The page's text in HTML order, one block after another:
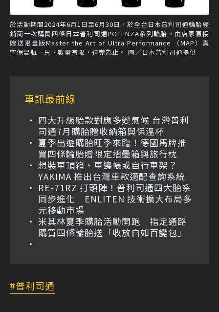
於活動期間2024年6月1日至6月30日，於全台日本普利司通輪胎經
銷商一次購買四條日本普利司通POTENZA系列輪胎，由店家直接
贈送限量版Master the Art of Ultra Performance （MAP）真
空保溫瓶一只，數量有限，送完為止。 圖／日本普利司通提供
車訊最前線
四大升級胎款對應多變氣候 台灣普利
司通7月購胎贈收納箱與保溫杯
夏季出遊購胎旺季來臨！德國馬牌推
買四條輪胎贈限定摺疊箱與旅行枕
想裝車頂箱、車邊帳或自行車架？
YAKIMA 推出台灣車款適配查詢系統
RE-71RZ 打頭陣！普利司通四大胎系
同步進化 ENLITEN 技術擴大布局多
元移動市場
米其林夏季購胎活動開跑 指定通路
購買四條輪胎送「收放自如百變包」
普利司通